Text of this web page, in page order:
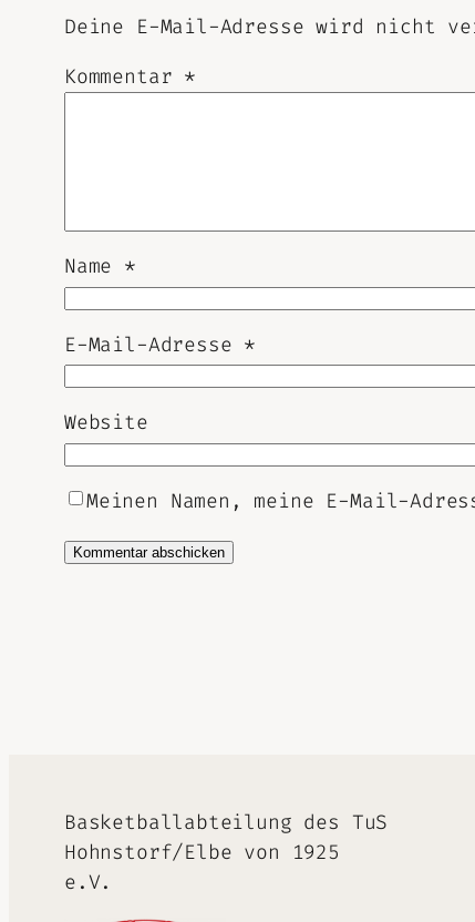
Deine E-Mail-Adresse wird nicht
Kommentar *
Name *
E-Mail-Adresse *
Website
Meinen Namen, meine E-Mail-
Basketballabteilung des TuS
Hohnstorf/Elbe von 1925
e.V.